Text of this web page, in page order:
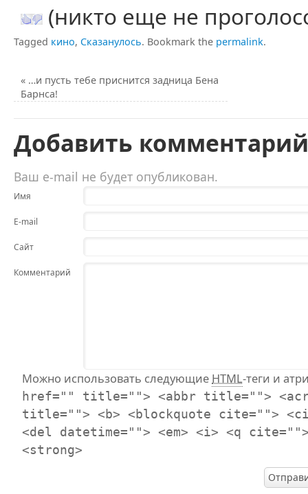
(никто еще не
Tagged кино, Сказанулось. Bookmark the permalink.
« …и пусть тебе приснится задница Бена
Барнса!
Добавить комментарий
Ваш e-mail не будет опубликован.
Имя
E-mail
Сайт
Комментарий
Можно использовать следующие HTML-теги и
href="" title=""> <abbr title="">
title=""> <b> <blockquote cite="">
<del datetime=""> <em> <i> <q
<strong>